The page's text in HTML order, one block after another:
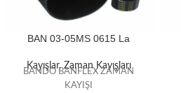
BAN 03-05MS 0615 La
Kayışlar,Zaman Kayışları
BANDO BANFLEX ZAMAN
KAYIŞI